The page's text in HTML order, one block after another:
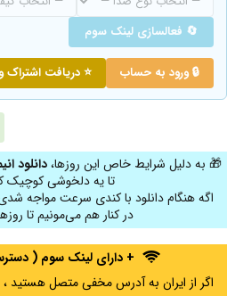
🔄 فعالسازی لینک سوم
🔒 ورود به حساب ⭐ دریافت اشتراک
🎁 به دلیل شرایط خاص این روزها،دانلود
تا یه دلخوشی کوچیک
اگه هنگام دانلود با کندی سرعت مواجه
در کنار هم می‌مونیم تا
+ دارای لینک سوم (